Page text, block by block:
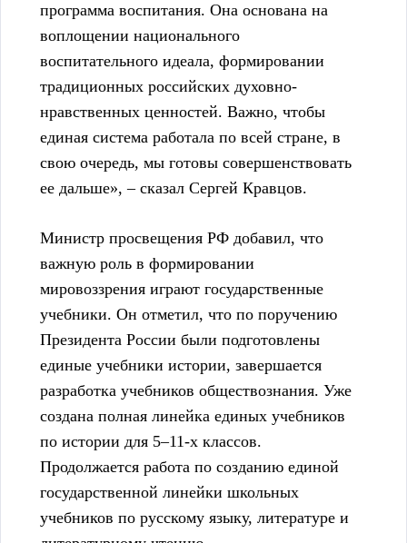
программа воспитания. Она основана на
воплощении национального
воспитательного идеала, формировании
традиционных российских духовно-
нравственных ценностей. Важно, чтобы
единая система работала по всей стране, в
свою очередь, мы готовы совершенствовать
ее дальше», – сказал Сергей Кравцов.
Министр просвещения РФ добавил, что
важную роль в формировании
мировоззрения играют государственные
учебники. Он отметил, что по поручению
Президента России были подготовлены
единые учебники истории, завершается
разработка учебников обществознания. Уже
создана полная линейка единых учебников
по истории для 5–11-х классов.
Продолжается работа по созданию единой
государственной линейки школьных
учебников по русскому языку, литературе и